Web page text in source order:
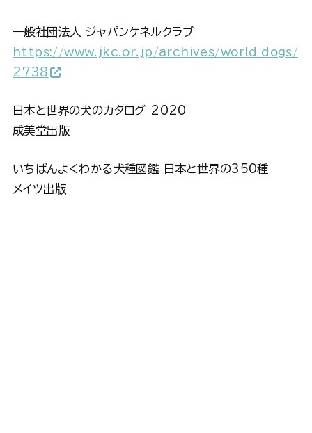
一般社団法人 ジャパンケネルクラブ
https://www.jkc.or.jp/archives/world_dogs/
2738
日本と世界の犬のカタログ 2020
成美堂出版
いちばんよくわかる犬種図鑑 日本と世界の350種
メイツ出版